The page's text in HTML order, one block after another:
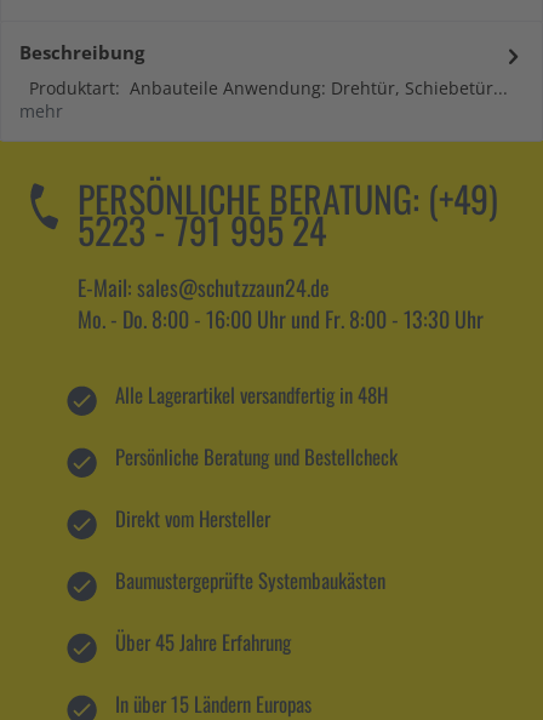
Beschreibung
Produktart: Anbauteile Anwendung: Drehtür, Schiebetür...
mehr
PERSÖNLICHE BERATUNG: (+49)
5223 - 791 995 24
E-Mail: sales@schutzzaun24.de
Mo. - Do. 8:00 - 16:00 Uhr und Fr. 8:00 - 13:30 Uhr
Alle Lagerartikel versandfertig in 48H
Persönliche Beratung und Bestellcheck
Direkt vom Hersteller
Baumustergeprüfte Systembaukästen
Über 45 Jahre Erfahrung
In über 15 Ländern Europas